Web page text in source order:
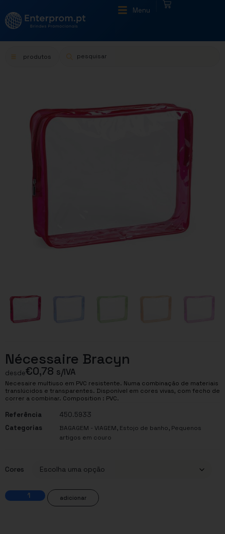
Menu
produtos
Nécessaire Bracyn
desde€0,78 s/IVA
Necesaire multiuso em PVC resistente. Numa combinação de materiais
translúcidos e transparentes. Disponível em cores vivas, com fecho de
correr a combinar. Composition : PVC.
Referência
450.5933
Categorias
BAGAGEM - VIAGEM, Estojo de banho, Pequenos
artigos em couro
Cores
adicionar